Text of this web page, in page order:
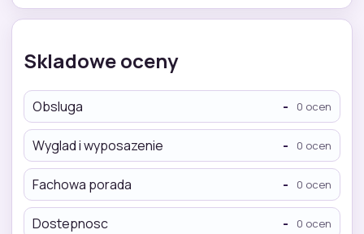
Skladowe oceny
Obsluga - 0 ocen
Wyglad i wyposazenie - 0 ocen
Fachowa porada - 0 ocen
Dostepnosc - 0 ocen